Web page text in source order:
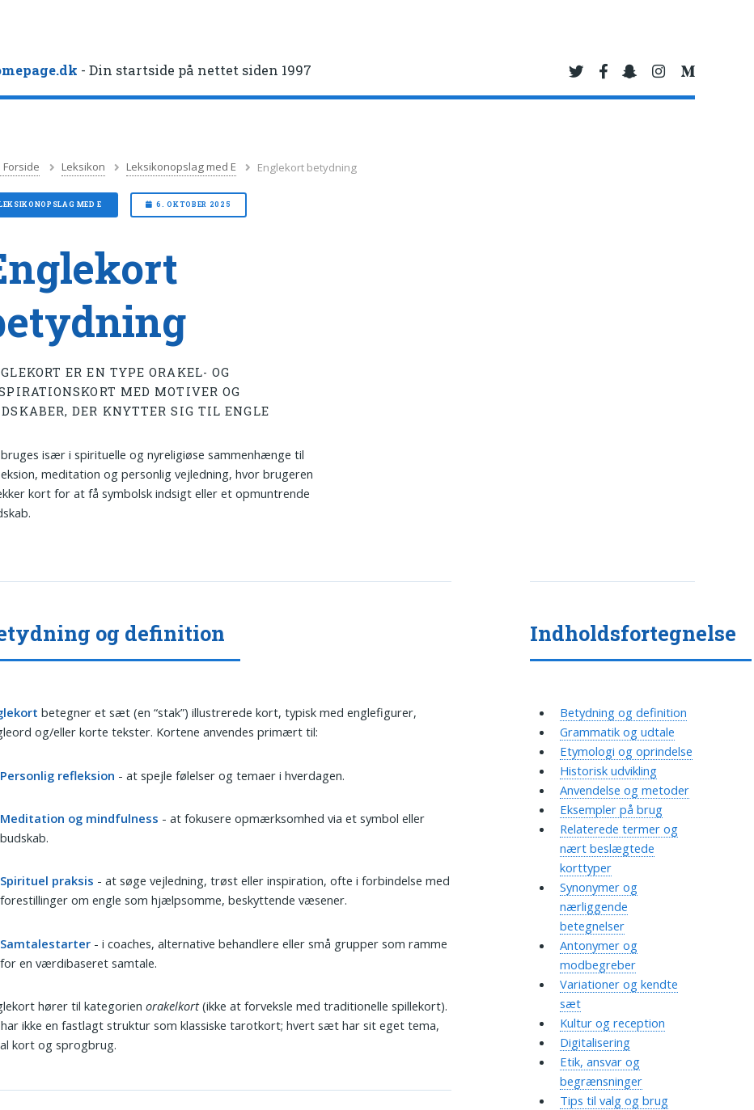
- Din startside på nettet siden 1997
Forside Leksikon Leksikonopslag med E Englekort betydning
MED E 6. OKTOBER 2025
ER EN TYPE ORAKEL- OG
MED MOTIVER OG
DER KNYTTER SIG TIL ENGLE
især i spirituelle og nyreligiøse sammenhænge til
meditation og personlig vejledning, hvor brugeren
kort for at få symbolsk indsigt eller et opmuntrende
og definition
betegner et sæt (en “stak”) illustrerede kort, typisk med englefigurer,
og/eller korte tekster. Kortene anvendes primært til:
Personlig refleksion - at spejle følelser og temaer i hverdagen.
Meditation og mindfulness - at fokusere opmærksomhed via et symbol eller
budskab.
Spirituel praksis - at søge vejledning, trøst eller inspiration, ofte i forbindelse med
forestillinger om engle som hjælpsomme, beskyttende væsener.
Samtalestarter - i coaches, alternative behandlere eller små grupper som ramme
for en værdibaseret samtale.
hører til kategorienorakelkort(ikke at forveksle med traditionelle spillekort).
ikke en fastlagt struktur som klassiske tarotkort; hvert sæt har sit eget tema,
kort og sprogbrug.
Indholdsfortegnelse
Betydning og definition
Grammatik og udtale
Etymologi og oprindelse
Historisk udvikling
Anvendelse og metoder
Eksempler på brug
Relaterede termer og
nært beslægtede
korttyper
Synonymer og
nærliggende
betegnelser
Antonymer og
modbegreber
Variationer og kendte
sæt
Kultur og reception
Digitalisering
Etik, ansvar og
begrænsninger
Tips til valg og brug